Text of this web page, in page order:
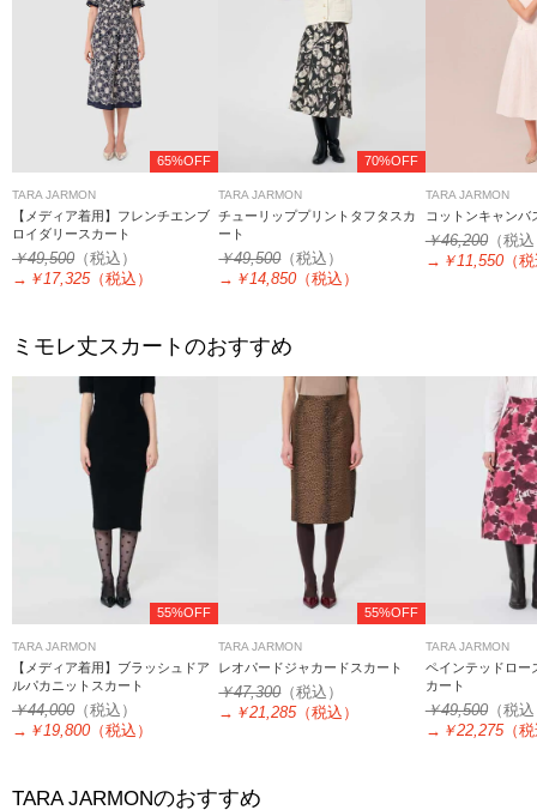
65%OFF
TARA JARMON
【メディア着用】フレンチエンブ
ロイダリースカート
￥49,500 （税込）
→ ￥17,325（税込）
70%OFF
TARA JARMON
チューリッププリントタフタスカ
ート
￥49,500（税込）
→ ￥14,850 （税込）
TARA JARMON
コットンキャンバ
￥46,200（税
→ ￥11,550（
ミモレ丈スカートのおすすめ
55%OFF
TARA JARMON
【メディア着用】ブラッシュドア
ルパカニットスカート
￥44,000 （税込）
→ ￥19,800 （税込）
55%OFF
TARA JARMON
レオパードジャカードスカート
￥47,300（税込）
→ ￥21,285（税込）
TARA JARMON
ペインテッドロー
カート
￥49,500（税
→ ￥22,275（
TARA JARMONのおすすめ